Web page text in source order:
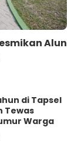
Alun
di Tapsel
Tewas
Warga